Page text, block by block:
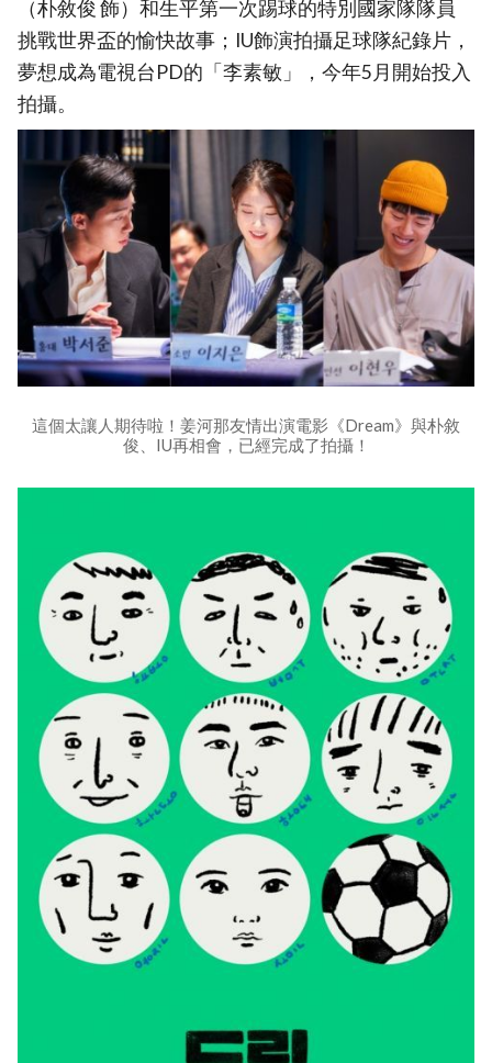
（朴敘俊 飾）和生平第一次踢球的特別國家隊隊員
挑戰世界盃的愉快故事；IU飾演拍攝足球隊紀錄片，
夢想成為電視台PD的「李素敏」，今年5月開始投入
拍攝。
這個太讓人期待啦！姜河那友情出演電影《Dream》與朴敘
俊、IU再相會，已經完成了拍攝！